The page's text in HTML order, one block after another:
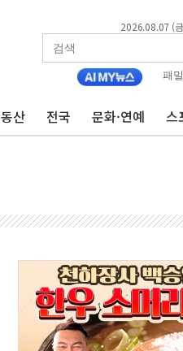
2026.08.07 (
패
산 전국 문화·연예 스
중 완화 전환점"
공급 확대·속도전 총력"
않아"
낙폭 커
100mm 호우
국가들의 새 안보 협력 구도